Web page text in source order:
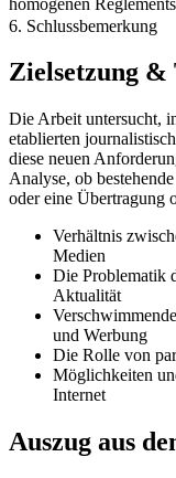
6. Schlussbemerkung
Zielsetzung &
Die Arbeit untersucht,
etablierten
diese neuen
Analyse, ob
oder eine Übertragung
Verhältnis
Medien
Die Problematik
Aktualität
und Werbung
Die Rolle von
Möglichkeiten
Internet
Auszug aus